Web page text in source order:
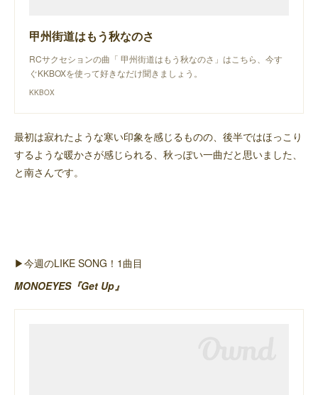
甲州街道はもう秋なのさ
RCサクセションの曲「 甲州街道はもう秋なのさ」はこちら、今す
ぐKKBOXを使って好きなだけ聞きましょう。
KKBOX
最初は寂れたような寒い印象を感じるものの、後半ではほっこり
するような暖かさが感じられる、秋っぽい一曲だと思いました、
と南さんです。
▶︎今週のLIKE SONG！1曲目
MONOEYES『Get Up』